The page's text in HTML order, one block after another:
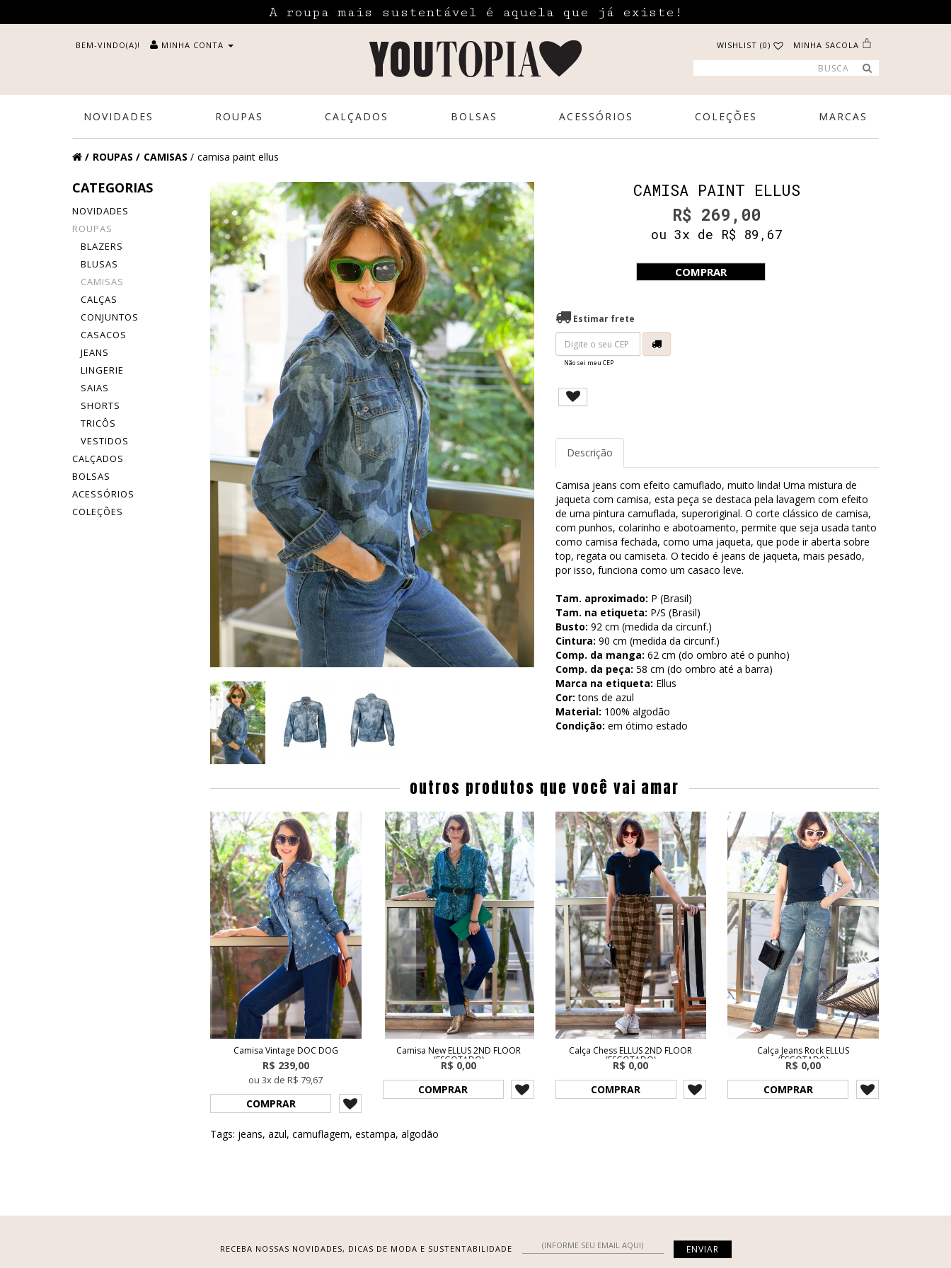
A roupa mais sustentável é aquela que já existe!
BEM-VINDO(A)! MINHA CONTA WISHLIST (0) MINHA SACOLA
NOVIDADES ROUPAS CALÇADOS BOLSAS ACESSÓRIOS COLEÇÕES MARCAS
ROUPAS CAMISAS camisa paint ellus
CATEGORIAS
NOVIDADES
ROUPAS
BLAZERS
BLUSAS
CAMISAS
CALÇAS
CONJUNTOS
CASACOS
JEANS
LINGERIE
SAIAS
SHORTS
TRICÔS
VESTIDOS
CALÇADOS
BOLSAS
ACESSÓRIOS
COLEÇÕES
CAMISA PAINT ELLUS
R$ 269,00
ou 3x de R$ 89,67
COMPRAR
Estimar frete
Não sei meu CEP
Descrição
Camisa jeans com efeito camuflado, muito linda! Uma mistura de
jaqueta com camisa, esta peça se destaca pela lavagem com efeito
de uma pintura camuflada, superoriginal. O corte clássico de camisa,
com punhos, colarinho e abotoamento, permite que seja usada tanto
como camisa fechada, como uma jaqueta, que pode ir aberta sobre
top, regata ou camiseta. O tecido é jeans de jaqueta, mais pesado,
por isso, funciona como um casaco leve.
Tam. aproximado: P (Brasil)
Tam. na etiqueta: P/S (Brasil)
Busto: 92 cm (medida da circunf.)
Cintura: 90 cm (medida da circunf.)
Comp. da manga: 62 cm (do ombro até o punho)
Comp. da peça: 58 cm (do ombro até a barra)
Marca na etiqueta: Ellus
Cor: tons de azul
Material: 100% algodão
Condição: em ótimo estado
outros produtos que você vai amar
Camisa Vintage DOC DOG
R$ 239,00
ou 3x de R$ 79,67
COMPRAR
Camisa New ELLUS 2ND FLOOR
(ESGOTADO)
R$ 0,00
COMPRAR
Calça Chess ELLUS 2ND FLOOR
(ESGOTADO)
R$ 0,00
COMPRAR
Calça Jeans Rock ELLUS
(ESGOTADO)
R$ 0,00
COMPRAR
Tags: jeans, azul, camuflagem, estampa, algodão
RECEBA NOSSAS NOVIDADES, DICAS DE MODA E SUSTENTABILIDADE